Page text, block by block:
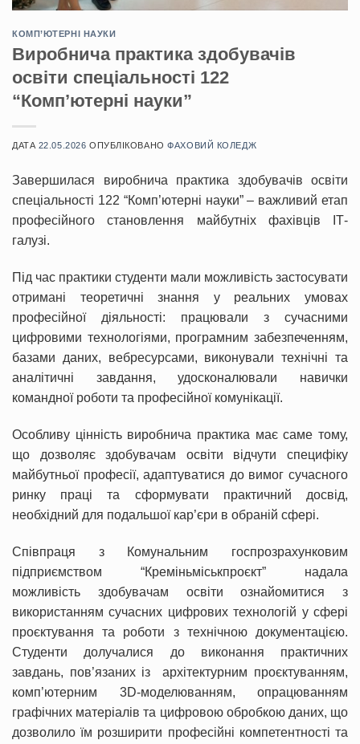
КОМП’ЮТЕРНІ НАУКИ
Виробнича практика здобувачів
освіти спеціальності 122
“Комп’ютерні науки”
ДАТА 22.05.2026 ОПУБЛІКОВАНОФАХОВИЙ КОЛЕДЖ
Завершилася виробнича практика здобувачів освіти
спеціальності 122 “Комп’ютерні науки” – важливий етап
професійного становлення майбутніх фахівців ІТ-
галузі.
Під час практики студенти мали можливість застосувати
отримані теоретичні знання у реальних умовах
професійної діяльності: працювали з сучасними
цифровими технологіями, програмним забезпеченням,
базами даних, вебресурсами, виконували технічні та
аналітичні завдання, удосконалювали навички
командної роботи та професійної комунікації.
Особливу цінність виробнича практика має саме тому,
що дозволяє здобувачам освіти відчути специфіку
майбутньої професії, адаптуватися до вимог сучасного
ринку праці та сформувати практичний досвід,
необхідний для подальшої кар’єри в обраній сфері.
Співпраця з Комунальним госпрозрахунковим
підприємством “Креміньміськпроєкт” надала
можливість здобувачам освіти ознайомитися з
використанням сучасних цифрових технологій у сфері
проєктування та роботи з технічною документацією.
Студенти долучалися до виконання практичних
завдань, пов’язаних із архітектурним проєктуванням,
комп’ютерним 3D-моделюванням, опрацюванням
графічних матеріалів та цифровою обробкою даних, що
дозволило їм розширити професійні компетентності та